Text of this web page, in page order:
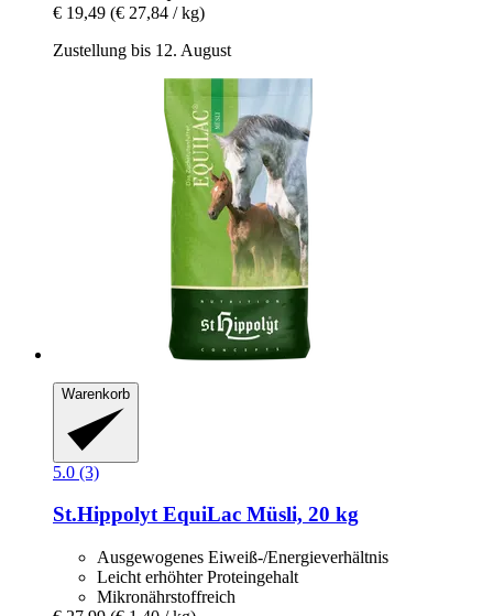
€ 19,49 (€ 27,84 / kg)
Zustellung bis 12. August
Warenkorb
5.0 (3)
St.HippolytEquiLac Müsli, 20 kg
Ausgewogenes Eiweiß-/Energieverhältnis
Leicht erhöhter Proteingehalt
Mikronährstoffreich